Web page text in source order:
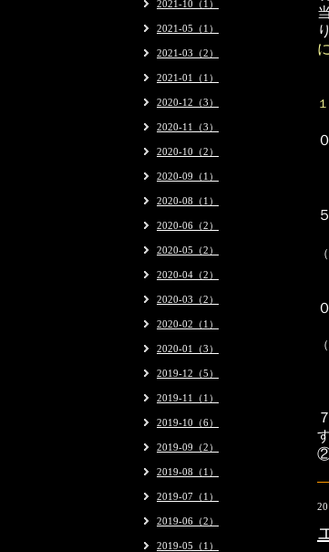
②
2021-10（1）
2021-05（1）
2021-03（2）
2021-01（1）
2020-12（3）
2020-11（3）
2020-10（2）
2020-09（1）
2020-08（1）
2020-06（2）
2020-05（2）
2020-04（2）
2020-03（2）
2020-02（1）
2020-01（3）
2019-12（5）
2019-11（1）
2019-10（6）
2019-09（2）
2019-08（1）
2019-07（1）
2019-06（2）
2019-05（1）